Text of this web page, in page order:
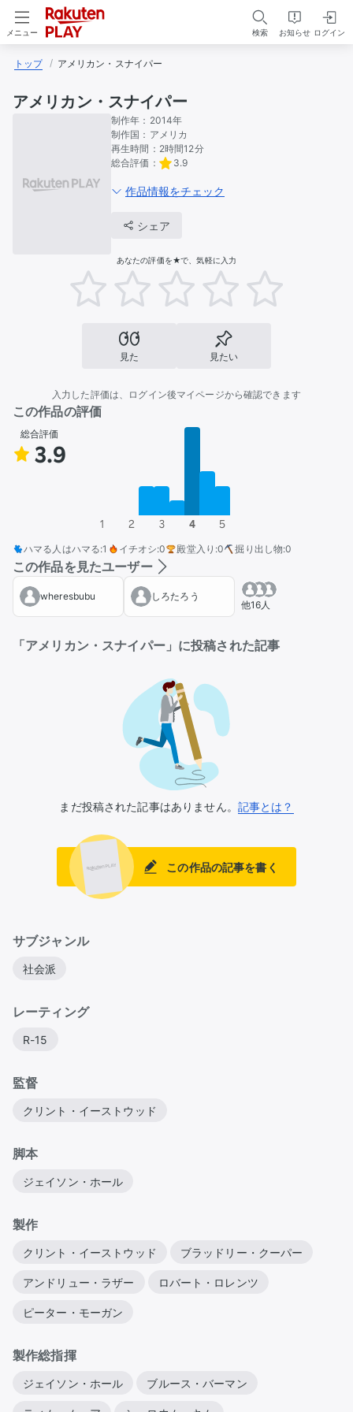
メニュー 検索 お知らせ ログイン
トップ アメリカン・スナイパー
アメリカン・スナイパー
制作年： 2014年
制作国： アメリカ
再生時間： 2時間12分
総合評価：
3.9
作品情報をチェック
シェア
あなたの評価を★で、気軽に入力
見た 見たい
入力した評価は、ログイン後マイページから確認できます
この作品の評価
総合評価
3.9
1 2 3 4 5
ハマる人はハマる:1 イチオシ:0 殿堂入り :0 掘り出し物:0
この作品を見たユーザー
wheresbubu しろたろう
他16人
「アメリカン・スナイパー」に投稿された記事
まだ投稿された記事はありません。 記事とは？
この作品の記事を書く
サブジャンル
社会派
レーティング
R-15
監督
クリント・イーストウッド
脚本
ジェイソン・ホール
製作
クリント・イーストウッド ブラッドリー・クーパー
アンドリュー・ラザー ロバート・ロレンツ
ピーター・モーガン
製作総指揮
ジェイソン・ホール ブルース・バーマン